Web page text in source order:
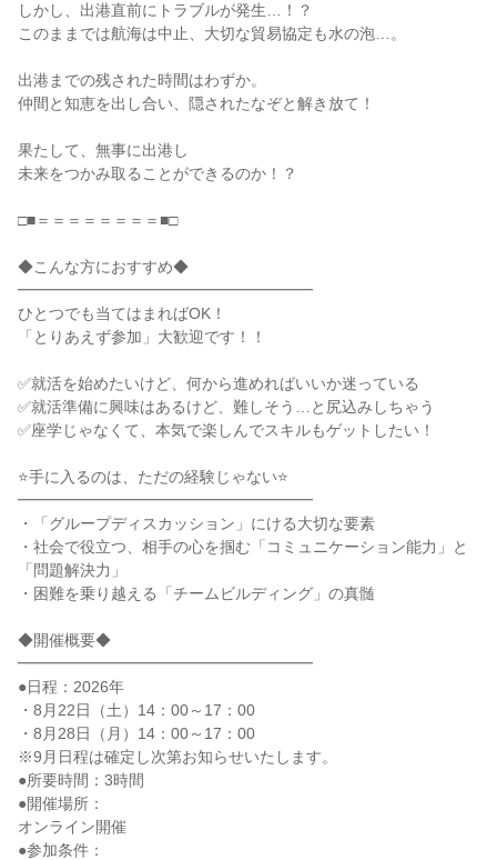
しかし、出港直前にトラブルが発生…！？
このままでは航海は中止、大切な貿易協定も水の泡…。
出港までの残された時間はわずか。
仲間と知恵を出し合い、隠されたなぞと解き放て！
果たして、無事に出港し
未来をつかみ取ることができるのか！？
□■＝＝＝＝＝＝＝＝■□
◆こんな方におすすめ◆
━━━━━━━━━━━━━━━━━━━
ひとつでも当てはまればOK！
「とりあえず参加」大歓迎です！！
✅就活を始めたいけど、何から進めればいいか迷っている
✅就活準備に興味はあるけど、難しそう…と尻込みしちゃう
✅座学じゃなくて、本気で楽しんでスキルもゲットしたい！
⭐手に入るのは、ただの経験じゃない⭐
━━━━━━━━━━━━━━━━━━━
・「グループディスカッション」にける大切な要素
・社会で役立つ、相手の心を掴む「コミュニケーション能力」と
「問題解決力」
・困難を乗り越える「チームビルディング」の真髄
◆開催概要◆
━━━━━━━━━━━━━━━━━━━
●日程：2026年
・8月22日（土）14：00～17：00
・8月28日（月）14：00～17：00
※9月日程は確定し次第お知らせいたします。
●所要時間：3時間
●開催場所：
オンライン開催
●参加条件：